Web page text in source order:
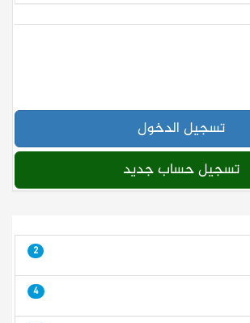
تسجيل الدخول
تسجيل حساب جديد
2
4